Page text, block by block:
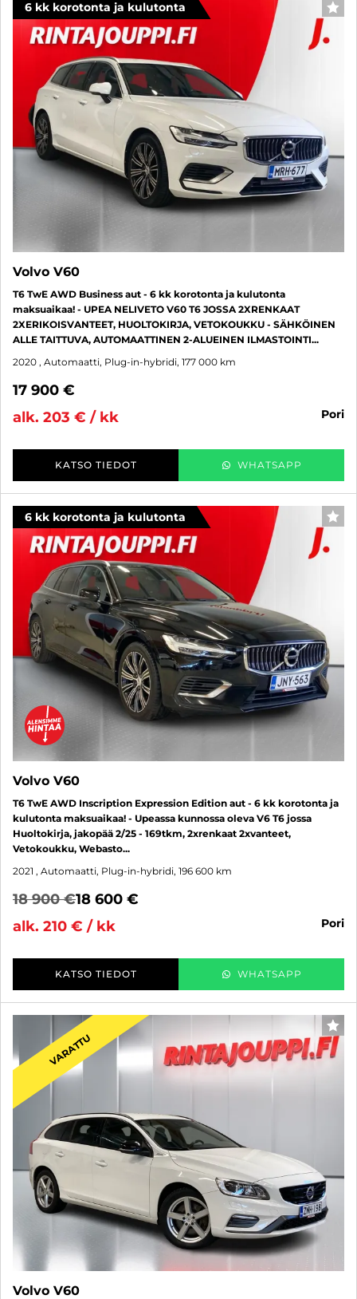
6 kk korotonta ja kulutonta
Volvo V60
T6 TwE AWD Business aut - 6 kk korotonta ja kulutonta
maksuaikaa! - UPEA NELIVETO V60 T6 JOSSA 2XRENKAAT
2XERIKOISVANTEET, HUOLTOKIRJA, VETOKOUKKU - SÄHKÖINEN
ALLE TAITTUVA, AUTOMAATTINEN 2-ALUEINEN ILMASTOINTI...
2020 , Automaatti, Plug-in-hybridi, 177 000 km
17 900 €
alk. 203 € / kk
pori
KATSO TIEDOT WHATSAPP
6 kk korotonta ja kulutonta
Volvo V60
T6 TwE AWD Inscription Expression Edition aut - 6 kk korotonta ja
kulutonta maksuaikaa! - Upeassa kunnossa oleva V6 T6 jossa
Huoltokirja, jakopää 2/25 - 169tkm, 2xrenkaat 2xvanteet,
Vetokoukku, Webasto...
2021 , Automaatti, Plug-in-hybridi, 196 600 km
18 900 €18 600 €
alk. 210 € / kk
pori
KATSO TIEDOT WHATSAPP
VARATTU
Volvo V60